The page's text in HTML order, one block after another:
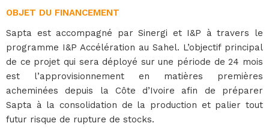
OBJET DU FINANCEMENT
Sapta est accompagné par Sinergi et I&P à travers le
programme I&P Accélération au Sahel. L’objectif principal
de ce projet qui sera déployé sur une période de 24 mois
est l’approvisionnement en matières premières
acheminées depuis la Côte d’Ivoire afin de préparer
Sapta à la consolidation de la production et palier tout
futur risque de rupture de stocks.